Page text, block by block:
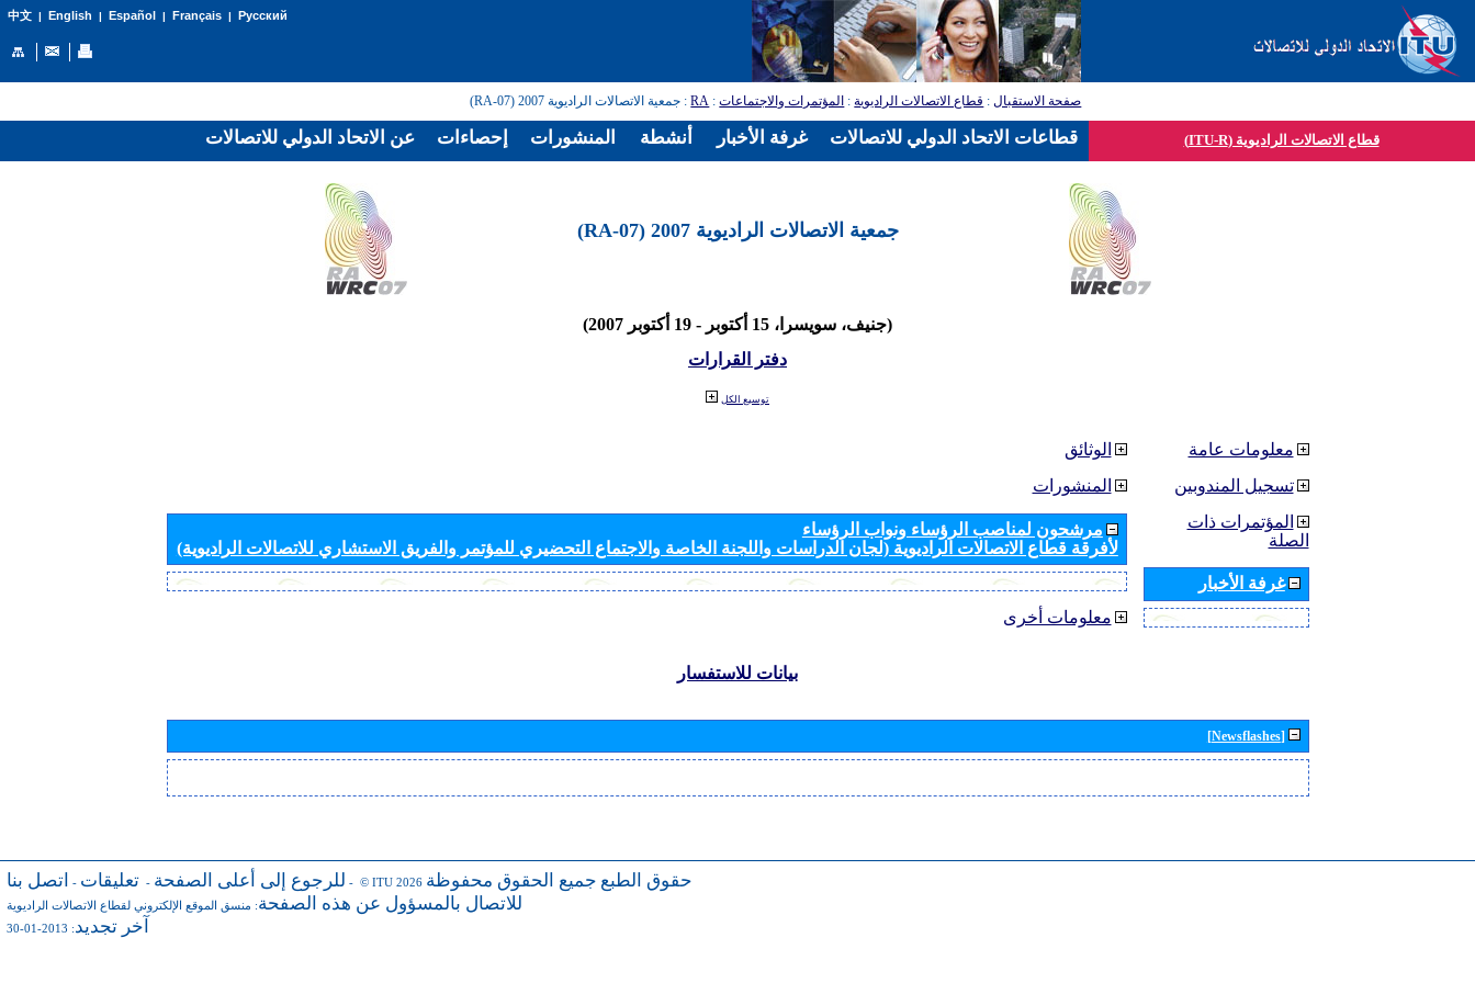
中文| English | Español | Français| Русский
صفحة الاستقبال: قطاع الاتصالات الراديوية: المؤتمرات والاجتماعات:
RA: جمعية الاتصالات الراديوية 2007 (RA-07)
قطاع الاتصالات الراديوية (ITU-R)
جمعية الاتصالات الراديوية 2007 (RA-07)
(جنيف، سويسرا، 15 أكتوبر - 19 أكتوبر 2007)
دفتر القرارات
توسيع الكل
الوثائق
المنشورات
مرشحون لمناصب الرؤساء ونواب الرؤساء
لأفرقة قطاع الاتصالات الراديوية (لجان الدراسات واللجنة الخاصة والاجتماع التحضيري للمؤتمر والفريق الاستشاري للاتصالات الراديوية)
معلومات أخرى
معلومات عامة
تسجيل المندوبين
المؤتمرات ذات
الصلة
غرفة الأخبار
بيانات للاستفسار
[Newsflashes]
للرجوع إلى أعلى الصفحة - تعليقات - اتصل بنا - © ITU 2026 حقوق الطبع جميع الحقوق محفوظة
للاتصال بالمسؤول عن هذه الصفحة: منسق الموقع الإلكتروني لقطاع الاتصالات الراديوية
آخر تجديد: 2013-01-30
عن الاتحاد الدولي للاتصالات إحصاءات المنشورات أنشطة غرفة الأخبار قطاعات الاتحاد الدولي للاتصالات